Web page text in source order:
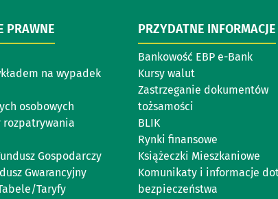
PRAWNE
na wypadek
osobowych
rozpatrywania
Gospodarczy
Gwarancyjny
Taryfy
PRZYDATNE INFORMACJE
Bankowość EBP e-Bank
Kursy walut
Zastrzeganie dokumentów
tożsamości
BLIK
Rynki finansowe
Książeczki Mieszkaniowe
Komunikaty i informacje
bezpieczeństwa